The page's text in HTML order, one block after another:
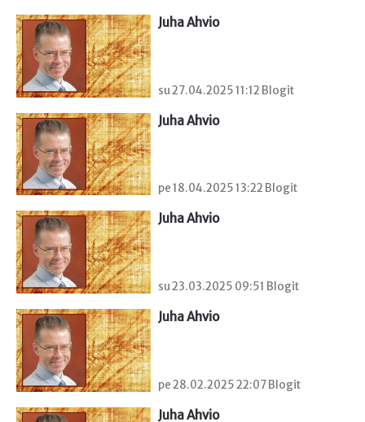
Juha Ahvio
su 27.04.2025 11:12 Blogit
Juha Ahvio
pe 18.04.2025 13:22 Blogit
Juha Ahvio
su 23.03.2025 09:51 Blogit
Juha Ahvio
pe 28.02.2025 22:07 Blogit
Juha Ahvio